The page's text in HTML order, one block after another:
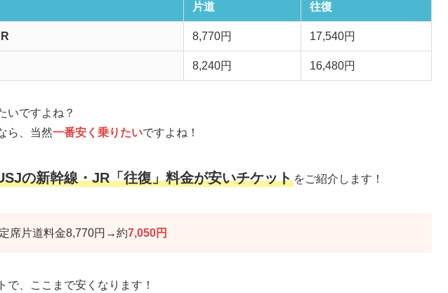
片道 往復
8,770円 17,540円
8,240円 16,480円
いですよね？
ら、当然一番安く乗りたいですよね！
の新幹線・JR「往復」料金が安いチケット をご紹介します！
席片道料金8,770円→約7,050円
で、ここまで安くなります！